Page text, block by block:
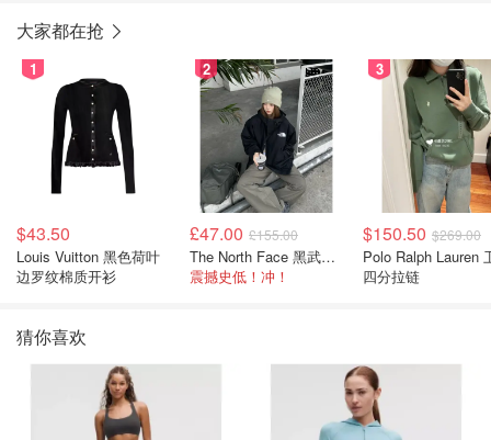
大家都在抢
1
$43.50
Louis Vuitton 黑色荷叶
边罗纹棉质开衫
2
£47.00 £155.00
The North Face 黑武士冲锋衣
震撼史低！冲！
3
$150.50 $269.00
Polo Ralph Lauren 卫衣
四分拉链
猜你喜欢